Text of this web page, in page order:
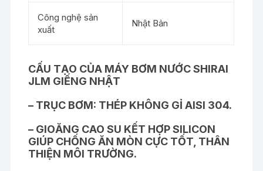
Công nghệ sản
xuất
Nhật Bản
CẤU TẠO CỦA MÁY BƠM NƯỚC SHIRAI
JLM GIẾNG NHẬT
– TRỤC BƠM: THÉP KHÔNG GỈ AISI 304.
– GIOĂNG CAO SU KẾT HỢP SILICON
GIÚP CHỐNG ĂN MÒN CỰC TỐT, THÂN
THIỆN MÔI TRƯỜNG.